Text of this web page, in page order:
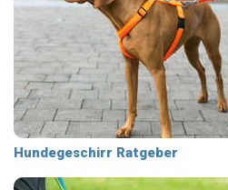
Hundegeschirr Ratgeber